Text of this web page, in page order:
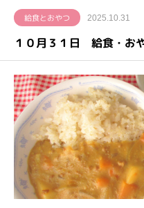
給食とおやつ 2025.10.31
１０月３１日 給食・お